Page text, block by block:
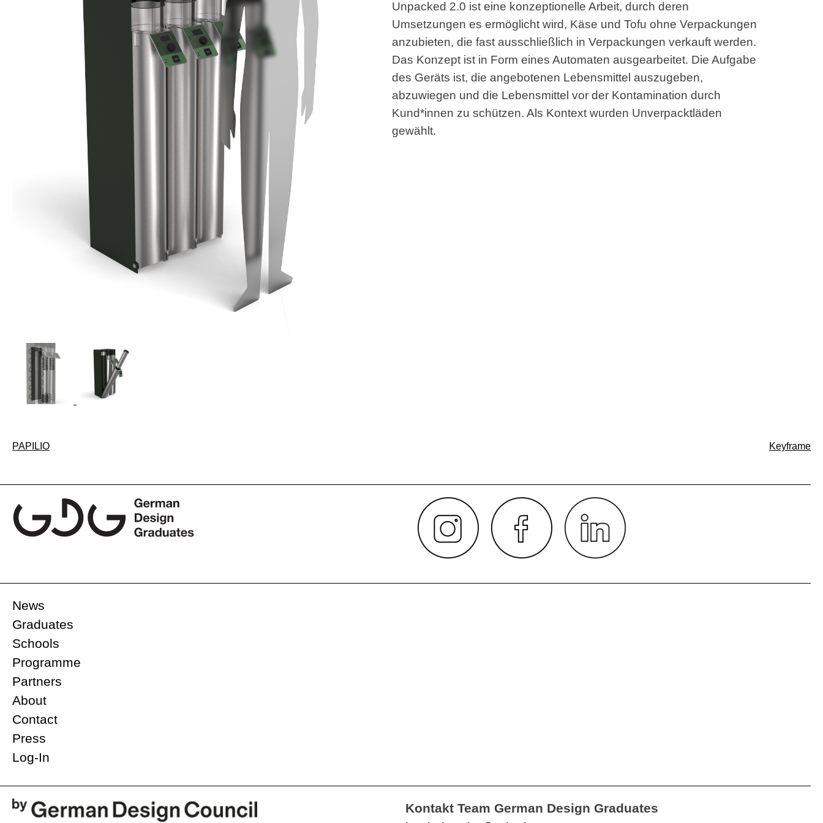
Unpacked 2.0 ist eine konzeptionelle Arbeit, durch deren
Umsetzungen es ermöglicht wird, Käse und Tofu ohne Verpackungen
anzubieten, die fast ausschließlich in Verpackungen verkauft werden.
Das Konzept ist in Form eines Automaten ausgearbeitet. Die Aufgabe
des Geräts ist, die angebotenen Lebensmittel auszugeben,
abzuwiegen und die Lebensmittel vor der Kontamination durch
Kund*innen zu schützen. Als Kontext wurden Unverpacktläden
gewählt.
Beitragsnavigation
PAPILIO Keyframe
News
Graduates
Schools
Programme
Partners
About
Contact
Press
Log-In
Kontakt Team German Design Graduates